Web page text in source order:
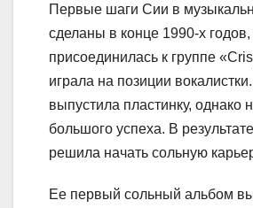
Первые шаги Сии в
сделаны в конце 1990-х годов,
присоединилась к группе
играла на позиции
выпустила пластинку, однако
большого успеха. В
решила начать сольную
Ее первый сольный альбом